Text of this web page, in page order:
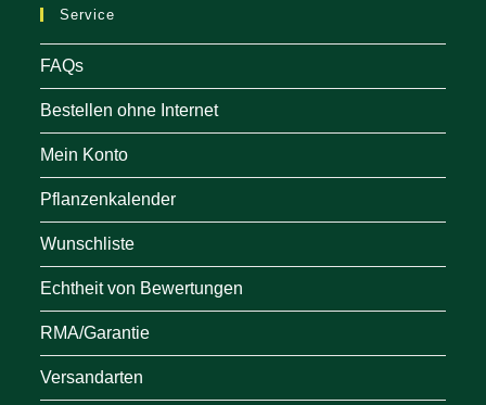
Service
FAQs
Bestellen ohne Internet
Mein Konto
Pflanzenkalender
Wunschliste
Echtheit von Bewertungen
RMA/Garantie
Versandarten